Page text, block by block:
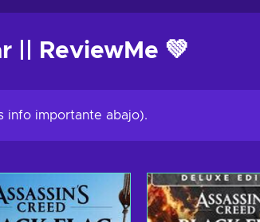
|| ReviewMe 💚
info importante abajo).